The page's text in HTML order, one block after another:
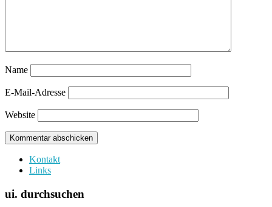
Name
E-Mail-Adresse
Website
Kontakt
Links
ui. durchsuchen